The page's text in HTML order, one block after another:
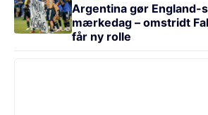
Argentina gør England-
mærkedag – omstridt
får ny rolle